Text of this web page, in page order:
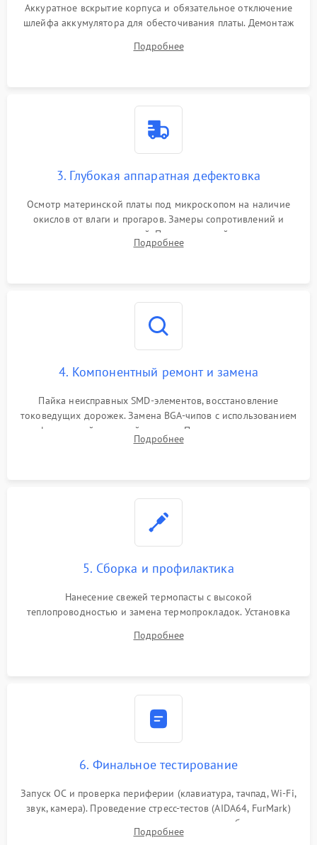
Аккуратное вскрытие корпуса и обязательное отключение
шлейфа аккумулятора для обесточивания платы. Демонтаж
высохшей термопасты с кристаллов чипов.
Подробнее
3. Глубокая аппаратная дефектовка
Осмотр материнской платы под микроскопом на наличие
окислов от влаги и прогаров. Замеры сопротивлений и
дежурных напряжений. Проверка цепей питания,
мультиконтроллера, процессора и видеочипа.
Подробнее
4. Компонентный ремонт и замена
Пайка неисправных SMD-элементов, восстановление
токоведущих дорожек. Замена BGA-чипов с использованием
инфракрасной паяльной станции. Прошивка микросхемы
BIOS или замена поврежденных портов USB
Подробнее
5. Сборка и профилактика
Нанесение свежей термопасты с высокой
теплопроводностью и замена термопрокладок. Установка
шлейфов, модулей памяти и накопителей. Предварительная
Подробнее
6. Финальное тестирование
Запуск ОС и проверка периферии (клавиатура, тачпад, Wi-Fi,
звук, камера). Проведение стресс-тестов (AIDA64, FurMark)
для контроля температурного режима и стабильности
системы под пиковой нагрузкой.
Подробнее